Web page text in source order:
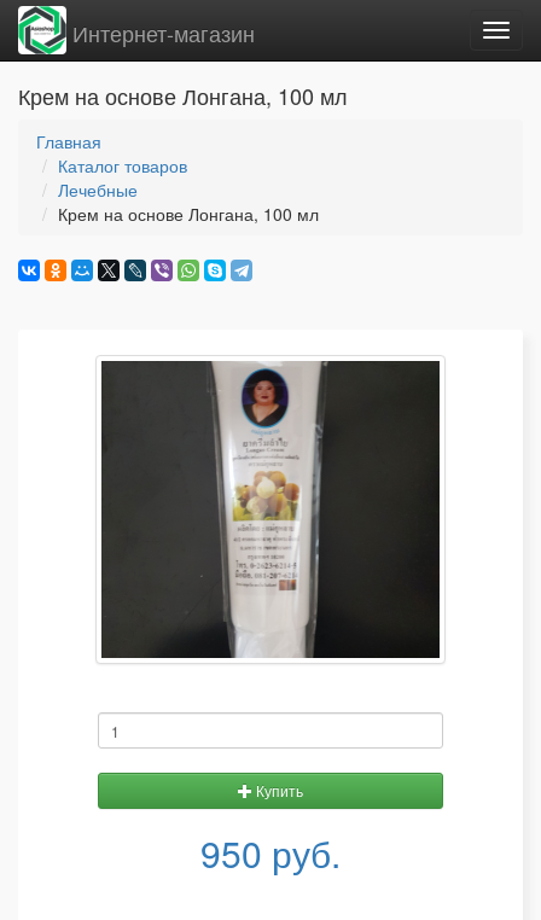
Интернет-магазин
Крем на основе Лонгана, 100 мл
Главная
Каталог товаров
Лечебные
Крем на основе Лонгана, 100 мл
Купить
950 руб.